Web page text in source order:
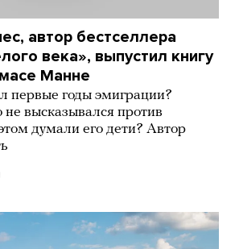
автор бестселлера
века», выпустил книгу
Манне
первые годы эмиграции?
не высказывался против
думали его дети? Автор